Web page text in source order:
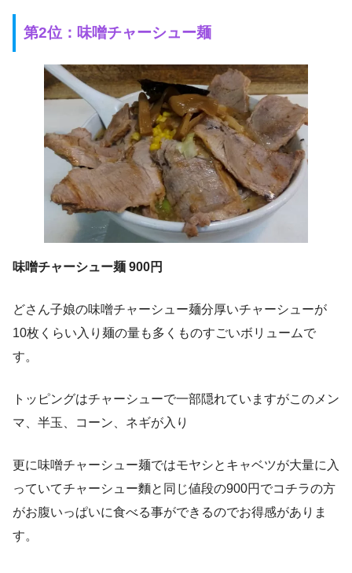
第2位：味噌チャーシュー麺
味噌チャーシュー麺 900円
どさん子娘の味噌チャーシュー麺分厚いチャーシューが
10枚くらい入り麺の量も多くものすごいボリュームで
す。
トッピングはチャーシューで一部隠れていますがこのメン
マ、半玉、コーン、ネギが入り
更に味噌チャーシュー麺ではモヤシとキャベツが大量に入
っていてチャーシュー麵と同じ値段の900円でコチラの方
がお腹いっぱいに食べる事ができるのでお得感がありま
す。